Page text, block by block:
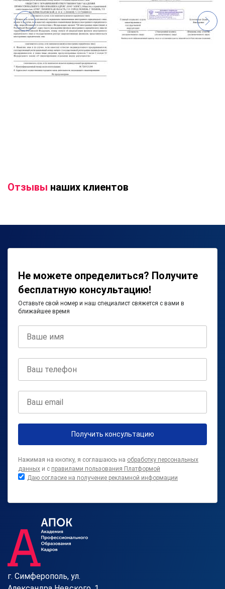
Отзывы наших клиентов
Не можете определиться? Получите
бесплатную консультацию!
Оставьте свой номер и наш специалист свяжется с вами в
ближайшее время
Получить консультацию
Нажимая на кнопку, я соглашаюсь на обработку персональных
данных и с правилами пользования Платформой
Даю согласие на получение рекламной информации
г. Симферополь, ул.